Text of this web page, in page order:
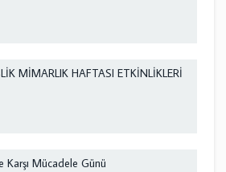
MİMARLIK HAFTASI ETKİNLİKLERİ
Karşı Mücadele Günü